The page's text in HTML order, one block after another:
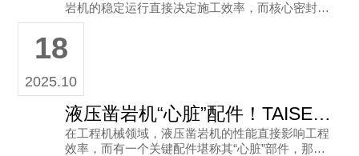
岩机的稳定运行直接决定施工效率，而核心密封配
件的品质更是设备防漏、抗压的关键所在，其中韩
国Autox膜片（皮碗）作为 咨询热线： 1382518141
5
18
2025.10
液压凿岩机“心脏”配件！TAISEI R-3(H)皮碗让设备动力满格
在工程机械领域，液压凿岩机的性能直接影响工程
效率，而有一个关键配件堪称其“心脏”部件，那就